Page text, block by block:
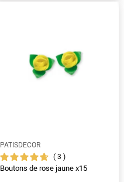
PATISDECOR
3
Boutons de rose jaune x15